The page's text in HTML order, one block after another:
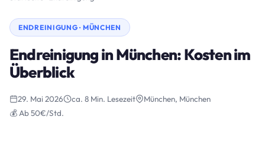
ENDREINIGUNG · MÜNCHEN
Endreinigung in München: Kosten im
Überblick
29. Mai 2026 ca. 8 Min. Lesezeit
München, München
💰 Ab 50€/Std.